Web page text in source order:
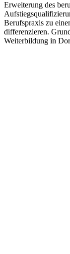
Erweiterung des
Berufspraxis zu
differenzieren.
Weiterbildung in